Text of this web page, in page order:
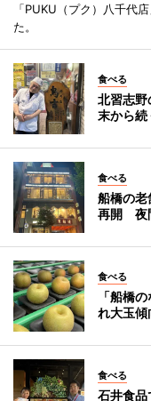
「PUKU（プク）八千代
た。
食べる
北習志
末から続
食べる
船橋の老
再開 夜
食べる
「船橋
れ大玉傾
食べる
石井食品